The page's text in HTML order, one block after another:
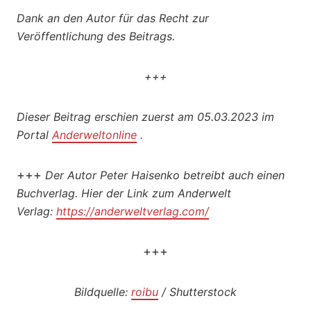
Dank an den Autor für das Recht zur
Veröffentlichung des Beitrags.
+++
Dieser Beitrag erschien zuerst am 05.03.2023 im
Portal Anderweltonline .
+++ Der Autor Peter Haisenko betreibt auch einen
Buchverlag. Hier der Link zum Anderwelt
Verlag: https://anderweltverlag.com/
+++
Bildquelle: roibu / Shutterstock